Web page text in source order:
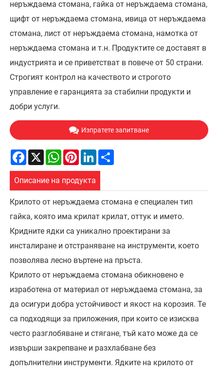
неръждаема стомана, гайка от неръждаема стомана,
щифт от неръждаема стомана, ивица от неръждаема
стомана, лист от неръждаема стомана, намотка от
неръждаема стомана и т.н. Продуктите се доставят в
индустрията и се приветстват в повече от 50 страни.
Строгият контрол на качеството и строгото
управление е гаранцията за стабилни продукти и
добри услуги.
Изпратете запитване
Facebook
X WhatsApp
PinterestLinkedIn
Описание на продукта
Крилото от неръждаема стомана е специален тип
гайка, която има крилат крилат, оттук и името.
Кридните ядки са уникално проектирани за
инсталиране и отстраняване на инструменти, което
позволява лесно въртене на пръста.
Крилото от неръждаема стомана обикновено е
изработена от материал от неръждаема стомана, за
да осигури добра устойчивост и якост на корозия. Те
са подходящи за приложения, при които се изисква
често разглобяване и стягане, тъй като може да се
извърши закрепване и разхлабване без
допълнителни инструменти. Ядките на крилото от